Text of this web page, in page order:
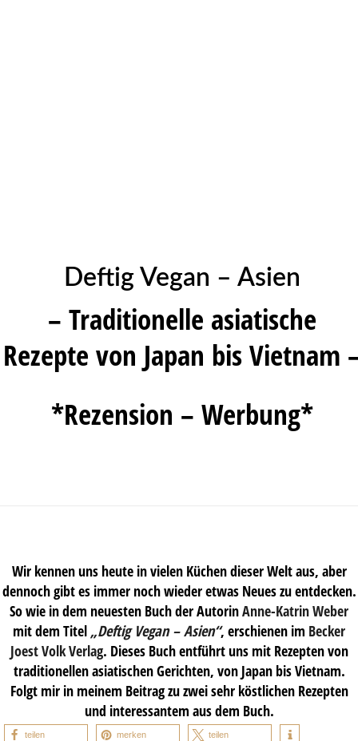
Deftig Vegan – Asien
– Traditionelle asiatische
Rezepte von Japan bis Vietnam
*Rezension – Werbung*
Wir kennen uns heute in vielen Küchen dieser Welt aus, aber
dennoch gibt es immer noch wieder etwas Neues zu entdecken.
So wie in dem neuesten Buch der AutorinAnne-Katrin Weber
mit dem Titel „Deftig Vegan – Asien“, erschienen im Becker
Joest Volk Verlag. Dieses Buch entführt uns mit Rezepten von
traditionellen asiatischen Gerichten, von Japan bis Vietnam.
Folgt mir in meinem Beitrag zu zwei sehr köstlichen Rezepten
und interessantem aus dem Buch.
teilen merken teilen